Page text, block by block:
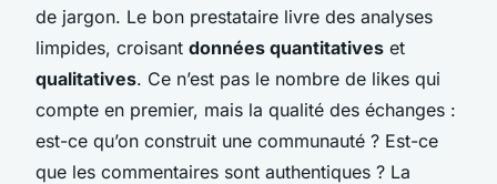
de jargon. Le bon prestataire livre des analyses
limpides, croisant données quantitatives et
qualitatives. Ce n’est pas le nombre de likes qui
compte en premier, mais la qualité des échanges :
est-ce qu’on construit une communauté ? Est-ce
que les commentaires sont authentiques ? La